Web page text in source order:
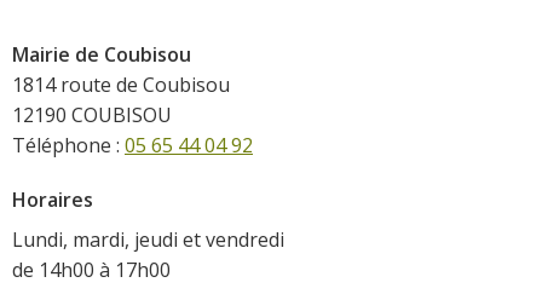
Mairie de Coubisou
1814 route de Coubisou
12190 COUBISOU
Téléphone : 05 65 44 04 92
Horaires
Lundi, mardi, jeudi et vendredi
de 14h00 à 17h00